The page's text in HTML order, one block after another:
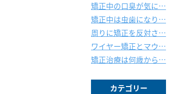
矯正中の口臭が気に…
矯正中は虫歯になり…
周りに矯正を反対さ…
ワイヤー矯正とマウ…
矯正治療は何歳から…
カテゴリー